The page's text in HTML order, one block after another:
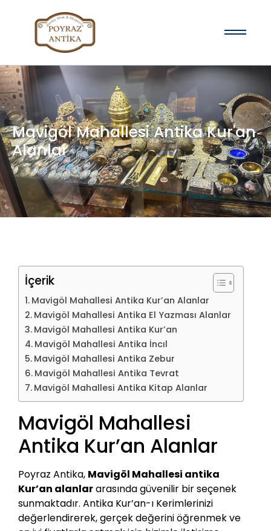
Mavigöl Mahallesi Antika Kur'an
Alanlar
İçerik
Mavigöl Mahallesi Antika Kur’an Alanlar
Mavigöl Mahallesi Antika El Yazması Alanlar
Mavigöl Mahallesi Antika Kur’an
Mavigöl Mahallesi Antika İncıl
Mavigöl Mahallesi Antika Zebur
Mavigöl Mahallesi Antika Tevrat
Mavigöl Mahallesi Antika Kitap Alanlar
Mavigöl Mahallesi
Antika Kur’an Alanlar
Poyraz Antika, Mavigöl Mahallesi antika
Kur’an alanlararasında güvenilir bir seçenek
sunmaktadır. Antika Kur’an-ı Kerimlerinizi
değerlendirerek, gerçek değerini öğrenmek ve